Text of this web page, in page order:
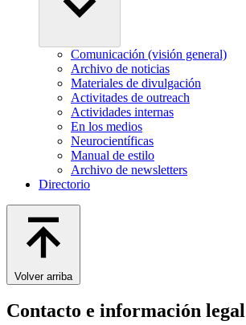
Comunicación (visión general)
Archivo de noticias
Materiales de divulgación
Activitades de outreach
Actividades internas
En los medios
Neurocientíficas
Manual de estilo
Archivo de newsletters
Directorio
Volver arriba
Contacto e información legal